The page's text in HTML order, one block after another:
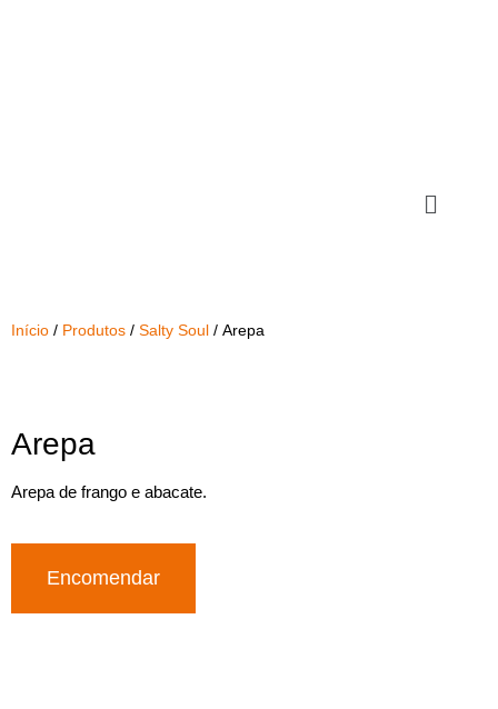
Início / Produtos / Salty Soul / Arepa
Arepa
Arepa de frango e abacate.
Encomendar